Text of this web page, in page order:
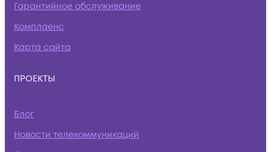
Гарантийное обслуживание
Комплаенс
Карта сайта
ПРОЕКТЫ
Блог
Новости телекоммуникаций